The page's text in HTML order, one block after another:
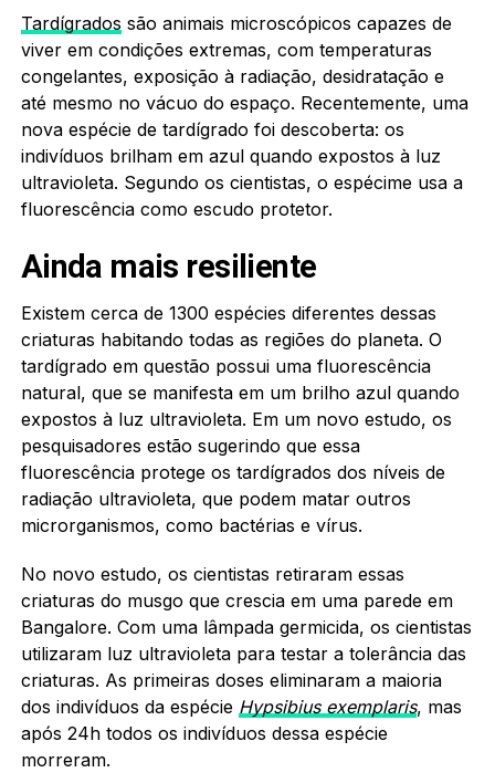
Tardígrados são animais microscópicos capazes de
viver em condições extremas, com temperaturas
congelantes, exposição à radiação, desidratação e
até mesmo no vácuo do espaço. Recentemente, uma
nova espécie de tardígrado foi descoberta: os
indivíduos brilham em azul quando expostos à luz
ultravioleta. Segundo os cientistas, o espécime usa a
fluorescência como escudo protetor.
Ainda mais resiliente
Existem cerca de 1300 espécies diferentes dessas
criaturas habitando todas as regiões do planeta. O
tardígrado em questão possui uma fluorescência
natural, que se manifesta em um brilho azul quando
expostos à luz ultravioleta. Em um novo estudo, os
pesquisadores estão sugerindo que essa
fluorescência protege os tardígrados dos níveis de
radiação ultravioleta, que podem matar outros
microrganismos, como bactérias e vírus.
No novo estudo, os cientistas retiraram essas
criaturas do musgo que crescia em uma parede em
Bangalore. Com uma lâmpada germicida, os cientistas
utilizaram luz ultravioleta para testar a tolerância das
criaturas. As primeiras doses eliminaram a maioria
dos indivíduos da espécie Hypsibius exemplaris, mas
após 24h todos os indivíduos dessa espécie
morreram.